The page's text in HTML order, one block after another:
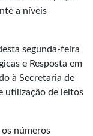
a níveis
segunda-feira
e Resposta em
à Secretaria de
utilização de leitos
números